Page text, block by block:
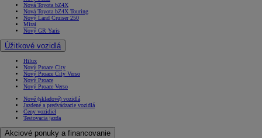
Nová Toyota bZ4X
Nová Toyota bZ4X Touring
Nový Land Cruiser 250
Mirai
Nový GR Yaris
Úžitkové vozidlá
Hilux
Nový Proace City
Nový Proace City Verso
Nový Proace
Nový Proace Verso
Nové (skladové) vozidlá
Jazdené a predvádzacie vozidlá
Ceny vozidiel
Testovacia jazda
Akciové ponuky a financovanie